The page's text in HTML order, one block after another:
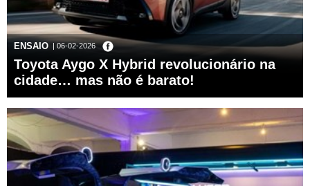
ENSAIO | 06-02-2026
Toyota Aygo X Hybrid revolucionário na
cidade… mas não é barato!